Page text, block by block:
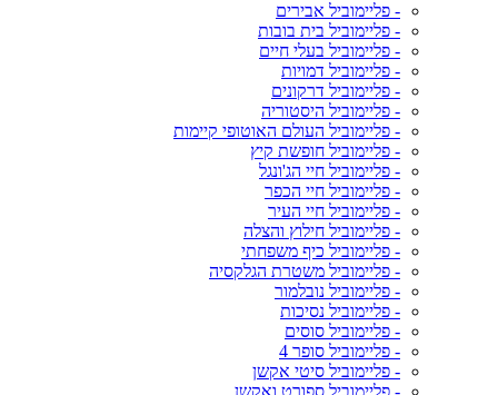
- פליימוביל אבירים
- פליימוביל בית בובות
- פליימוביל בעלי חיים
- פליימוביל דמויות
- פליימוביל דרקונים
- פליימוביל היסטוריה
- פליימוביל העולם האוטופי קיימות
- פליימוביל חופשת קיץ
- פליימוביל חיי הג'ונגל
- פליימוביל חיי הכפר
- פליימוביל חיי העיר
- פליימוביל חילוץ והצלה
- פליימוביל כיף משפחתי
- פליימוביל משטרת הגלקסיה
- פליימוביל נובלמור
- פליימוביל נסיכות
- פליימוביל סוסים
- פליימוביל סופר 4
- פליימוביל סיטי אקשן
- פליימוביל ספורט ואקשן